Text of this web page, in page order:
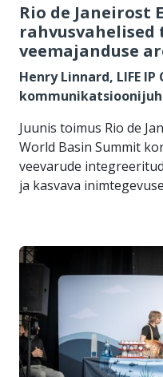
Rio de Janeirost
veemajanduse
Henry Linnard, LIFE IP
Juunis toimus Rio de
World Basin Summit
veevarude
ja kasvava